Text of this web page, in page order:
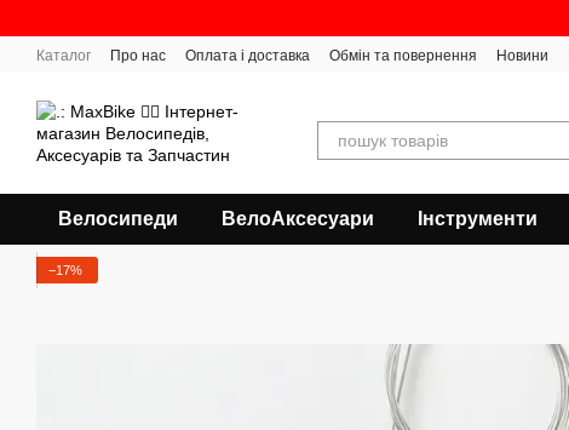
Каталог Про нас Оплата і доставка Обмін та повернення Новини
Велосипеди ВелоАксесуари Інструменти
−17%